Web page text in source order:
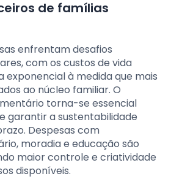
de famílias
enfrentam desafios
com os custos de vida
exponencial à medida que mais
ao núcleo familiar. O
torna-se essencial
garantir a sustentabilidade
Despesas com
moradia e educação são
maior controle e criatividade
disponíveis.